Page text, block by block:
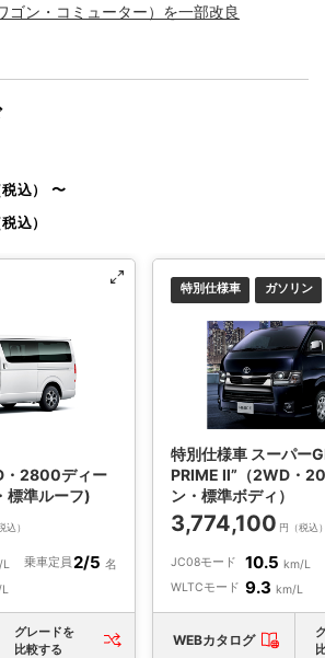
ゴン・コミューター）を一部改良
込） 〜
込）
・2800ディー
標準ルーフ)
込）
L
乗車定員2/5 名
グレードを
比較する
特別仕様車 ガソリン
特別仕様車 スーパー
PRIME Ⅱ”（2WD・
ン・標準ボディ）
3,774,100 円（税込
JC08モード 10.5 km/L
WLTCモード 9.3 km/L
WEBカタログ